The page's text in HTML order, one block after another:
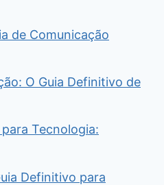
de Comunicação
O Guia Definitivo de
Tecnologia:
Definitivo para